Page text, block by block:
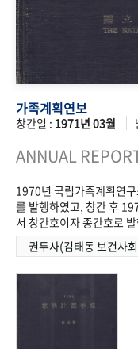
가족계획연보
창간일 : 1971년 03월
ANNUAL
1970년 국립가족계획연
를 발행하였고, 창간 후
서 창간호이자 종간호로 발
권두사(김태동 보건사